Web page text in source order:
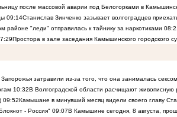
после массовой аварии под Белогорками в
09:14Станислав Зинченко зазывает волгоградцев
районе "леди" отправилась к тайнику за наркотиками
Простора в зале заседания Камышинского городского
затравили из-за того, что она занималась
10:32В Волгоградской области расчищают
09:52Камышане в минувший месяц видели своего главу
- Россия" 09:07В Камышине сегодня, 8 августа,